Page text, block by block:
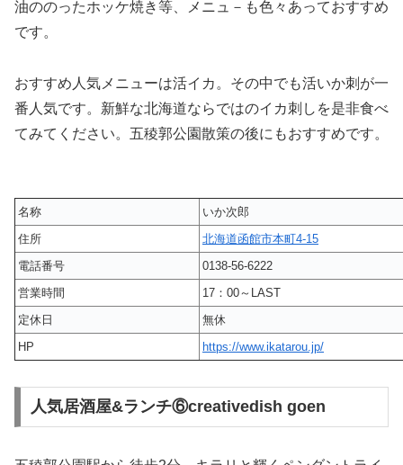
油ののったホッケ焼き等、メニュ－も色々あっておすすめ
です。
おすすめ人気メニューは活イカ。その中でも活いか刺が一
番人気です。新鮮な北海道ならではのイカ刺しを是非食べ
てみてください。五稜郭公園散策の後にもおすすめです。
名称
いか次郎
住所
北海道函館市本町4-15
電話番号
0138-56-6222
営業時間
17：00～LAST
定休日
無休
HP
https://www.ikatarou.jp/
人気居酒屋&ランチ⑥creativedish goen